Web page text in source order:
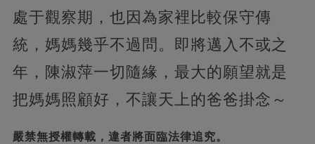
處于觀察期，也因為家裡比較保守傳
統，媽媽幾乎不過問。即將邁入不或之
年，陳淑萍一切隨緣，最大的願望就是
把媽媽照顧好，不讓天上的爸爸掛念～
嚴禁無授權轉載，違者將面臨法律追究。